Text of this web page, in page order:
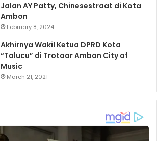
Jalan AY Patty, Chinesestraat di Kota
Ambon
February 8, 2024
Akhirnya Wakil Ketua DPRD Kota
“Talucu” di Trotoar Ambon City of
Music
March 21, 2021